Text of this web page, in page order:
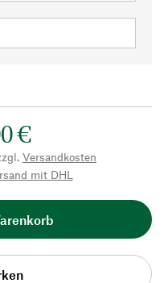
€
Versandkosten
mit DHL